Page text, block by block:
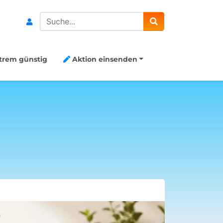
Search
günstig Aktion einsenden